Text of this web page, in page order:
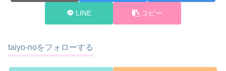
LINE コピー
taiyo-noをフォローする